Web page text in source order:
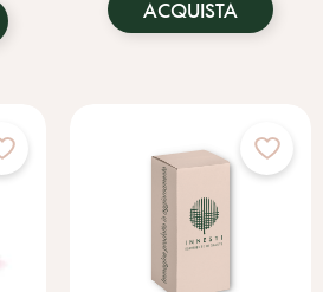
ACQUISTA